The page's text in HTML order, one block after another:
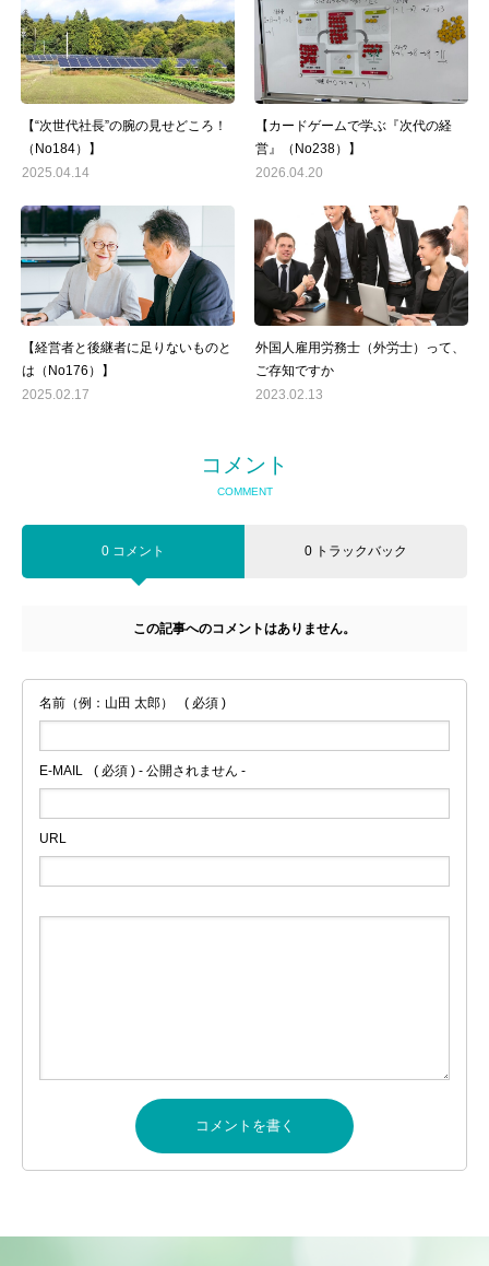
【“次世代社長”の腕の見せどころ！
（No184）】
2025.04.14
【カードゲームで学ぶ『次代の経
営』（No238）】
2026.04.20
【経営者と後継者に足りないものと
は（No176）】
2025.02.17
外国人雇用労務士（外労士）って、
ご存知ですか
2023.02.13
コメント
COMMENT
0 コメント 0 トラックバック
この記事へのコメントはありません。
名前（例：山田 太郎） ( 必須 )
E-MAIL ( 必須 ) - 公開されません -
URL